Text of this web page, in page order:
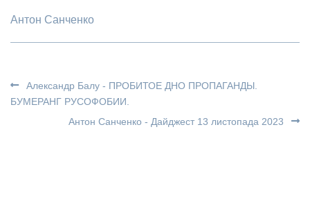
Антон Санченко
Александр Балу - ПРОБИТОЕ ДНО ПРОПАГАНДЫ.
БУМЕРАНГ РУСОФОБИИ.
Антон Санченко - Дайджест 13 листопада 2023